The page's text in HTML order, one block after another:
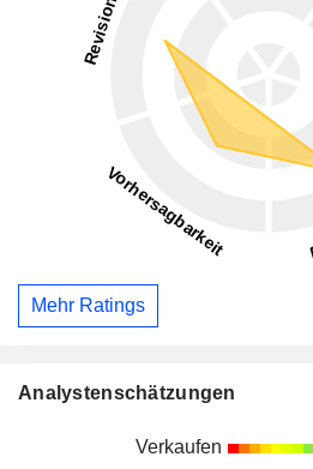
Mehr Ratings
Analystenschätzungen
Verkaufen